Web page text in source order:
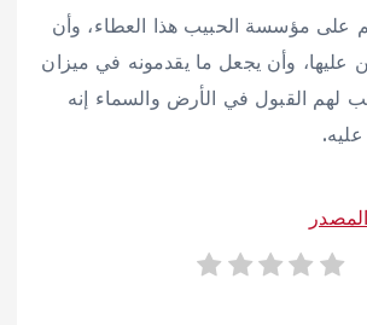
على مؤسسة الحبيب هذا العطاء، وأن
عليها، وأن يجعل ما يقدمونه في ميزان
لهم القبول في الأرض والسماء إنه